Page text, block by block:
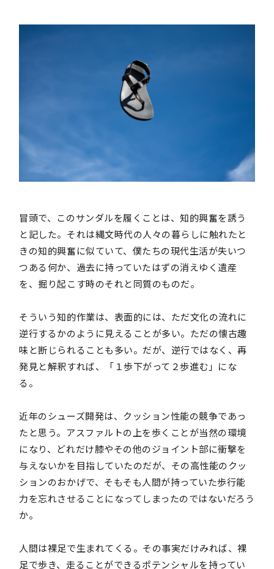
冒頭で、このサンダルを履くことは、知的興奮を誘う
と記した。それは縄文時代の人々の暮らしに触れたと
きの知的興奮に似ていて、僕たちの現代生活が失いつ
つある何か、過去に持っていたはずの消えゆく遺産
を、掘り起こす時のそれと同質のものだ。
そういう知的作業は、表面的には、ただ文化の流れに
逆行するかのように見えることが多い。ただの懐古趣
味と断じられることも多い。だが、逆行ではなく、再
発見と解釈すれば、「１歩下がって２歩進む」にな
る。
近年のシューズ開発は、クッション性能の競争であっ
たと思う。アスファルトの上を歩くことが当然の環境
になり、どれだけ膝やその他のジョイント部に衝撃を
与えないかを目指していたのだが、その高性能のクッ
ションのおかげで、そもそも人間が持っていた歩行能
力を忘れさせることになってしまったのではないだろう
か。
人間は裸足で生まれてくる。その事実だけみれば、裸
足で歩き、走ることができるポテンシャルを持ってい